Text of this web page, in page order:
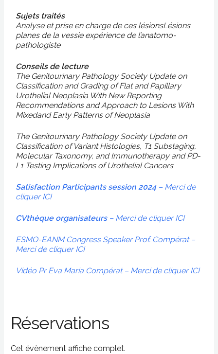
Sujets traités
Analyse et prise en charge de ces lésionsLésions
planes de la vessie expérience de l’anatomo-
pathologiste
Conseils de lecture
The Genitourinary Pathology Society Update on
Classification and Grading of Flat and Papillary
Urothelial Neoplasia With New Reporting
Recommendations and Approach to Lesions With
Mixedand Early Patterns of Neoplasia
The Genitourinary Pathology Society Update on
Classification of Variant Histologies, T1 Substaging,
Molecular Taxonomy, and Immunotherapy and PD-
L1 Testing Implications of Urothelial Cancers
Satisfaction Participants session 2024– Merci de
cliquer ICI
CVthèque organisateurs– Merci de cliquer ICI
ESMO-EANM Congress Speaker Prof. Compérat –
Merci de cliquer ICI
Vidéo Pr Eva Maria Compérat – Merci de cliquer ICI
Réservations
Cet évènement affiche complet.